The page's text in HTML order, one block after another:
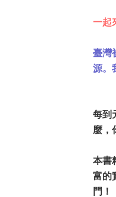
一起
臺灣
源。
每到
麼，
本書
富的
門！